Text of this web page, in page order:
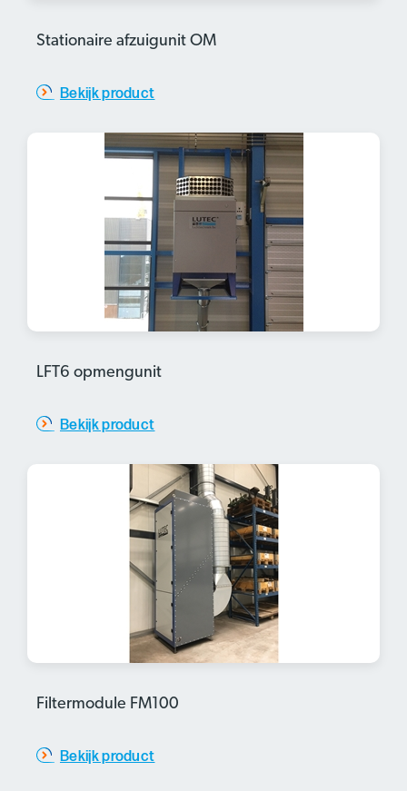
Stationaire afzuigunit OM
Bekijk product
LFT6 opmengunit
Bekijk product
Filtermodule FM100
Bekijk product